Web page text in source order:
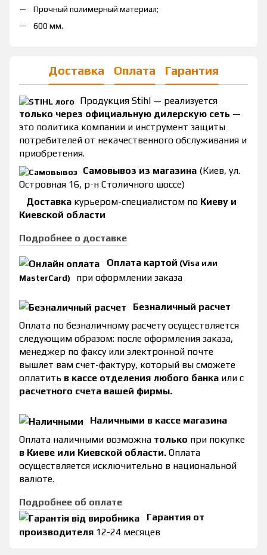
Прочный полимерный материал;
600 мм.
Доставка Оплата Гарантия
Продукция Stihl — реализуется
только через официальную дилерскую сеть —
это политика компании и инструмент защиты
потребителей от некачественного обслуживания и
приобретения.
Самовывоз из магазина (Киев, ул.
Островная 16, р-н Столичного шоссе)
Доставка курьером-специалистом по Киеву и
Киевской области
Подробнее о доставке
Оплата картой (Visa или
MasterCard)
при оформлении заказа
Безналичный расчет
Оплата по безналичному расчету осуществляется
следующим образом: после оформления заказа,
менеджер по факсу или электронной почте
вышлет вам счет-фактуру, который вы сможете
оплатить в кассе отделения любого банка или с
расчетного счета вашей фирмы.
Наличными в кассе магазина
Оплата наличными возможна только при покупке
в Киеве или Киевской области. Оплата
осуществляется исключительно в национальной
валюте.
Подробнее об оплате
Гарантия от
производителя 12-24 месяцев